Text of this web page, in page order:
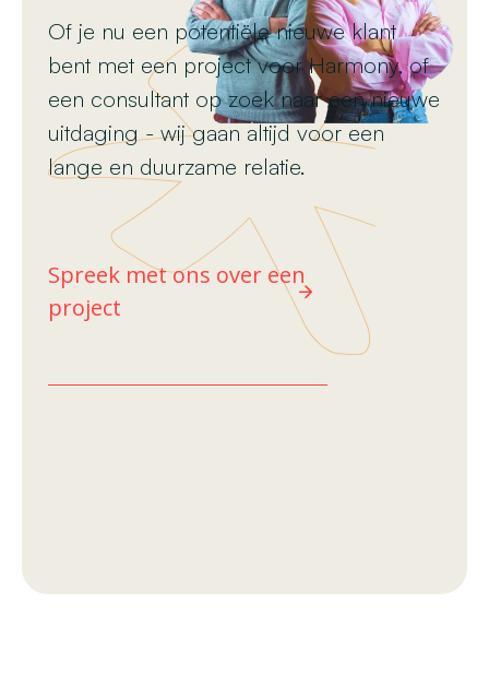
Of je nu een potentiële nieuwe klant
bent met een project voor Harmony, of
een consultant op zoek naar een nieuwe
uitdaging - wij gaan altijd voor een
lange en duurzame relatie.
Spreek met ons over een
project